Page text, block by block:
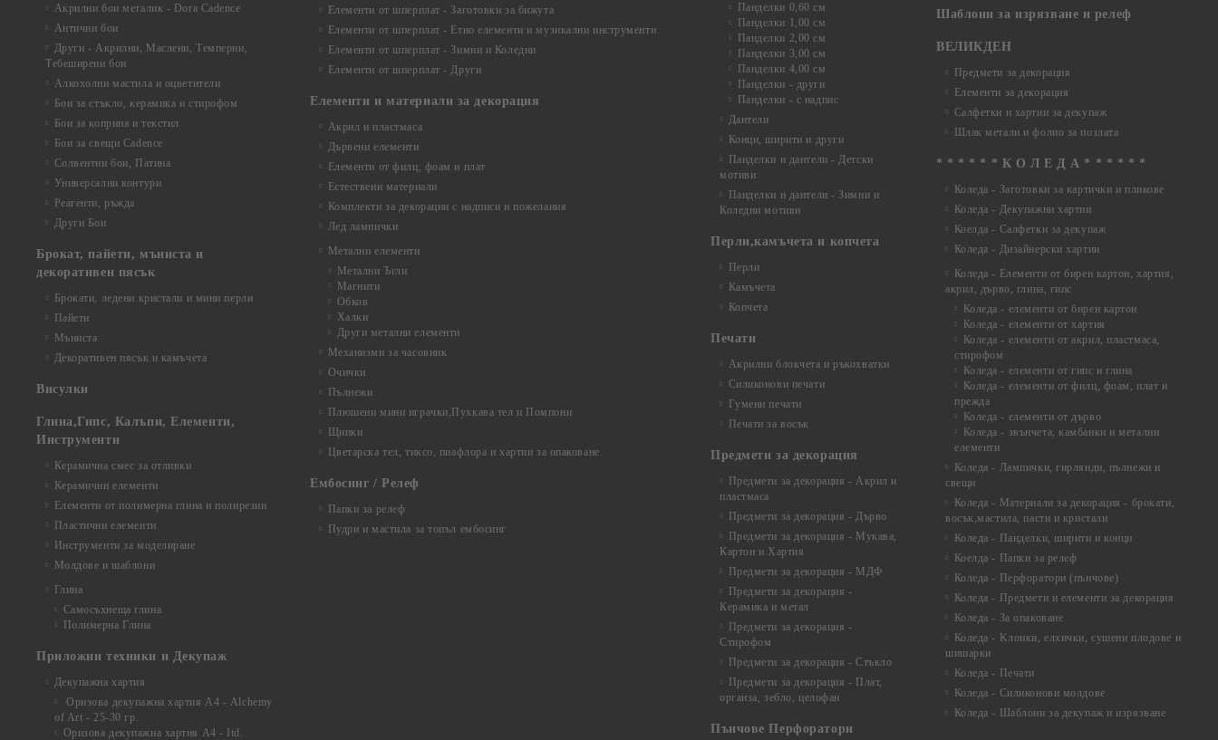
Акрилни бои металик - Dora Cadence
Антични бои
Други - Акрилни, Маслени, Темперни,
Тебеширени бои
Алкохолни мастила и оцветители
Бои за стъкло, керамика и стирофом
Бои за коприна и текстил
Бои за свещи Cadence
Солвентни бои, Патина
Универсални контури
Реагенти, ръжда
Други Бои
Брокат, пайети, мъниста и
декоративен пясък
Брокати, ледени кристали и мини перли
Пайети
Мъниста
Декоративен пясък и камъчета
Висулки
Глина,Гипс, Калъпи, Елементи,
Инструменти
Керамична смес за отливки
Керамични елементи
Елементи от полимерна глина и полирезин
Пластични елементи
Инструменти за моделиране
Молдове и шаблони
Глина
Самосъхнеща глина
Полимерна Глина
Приложни техники и Декупаж
Декупажна хартия
Оризова декупажна хартия А4 - Alchemy
of Art - 25-30 гр.
Оризова декупажна хартия А4 - Itd.
Елементи от шперплат - Заготовки за бижута
Елементи от шперплат - Етно елементи и музикални инструменти
Елементи от шперплат - Зимни и Коледни
Елементи от шперплат - Други
Елементи и материали за декорация
Акрил и пластмаса
Дървени елементи
Елементи от филц, фоам и плат
Естествени материали
Комплекти за декорации с надписи и пожелания
Лед лампички
Метални елементи
Метални Ъгли
Магнити
Обков
Халки
Други метални елементи
Механизми за часовник
Очички
Пълнежи
Плюшени мини играчки,Пухкава тел и Помпони
Щипки
Цветарска тел, тиксо, пиафлора и хартии за опаковане
Ембосинг / Релеф
Папки за релеф
Пудри и мастила за топъл ембосинг
Панделки 0,60 см
Панделки 1,00 см
Панделки 2,00 см
Панделки 3,00 см
Панделки 4,00 см
Панделки - други
Панделки - с надпис
Дантели
Конци, ширити и други
Панделки и дантели - Детски
мотиви
Панделки и дантели - Зимни и
Коледни мотиви
Перли,камъчета и копчета
Перли
Камъчета
Копчета
Печати
Акрилни блокчета и ръкохватки
Силиконови печати
Гумени печати
Печати за восък
Предмети за декорация
Предмети за декорация - Акрил и
пластмаса
Предмети за декорация - Дърво
Предмети за декорация - Мукава,
Картон и Хартия
Предмети за декорация - МДФ
Предмети за декорация -
Керамика и метал
Предмети за декорация -
Стирофом
Предмети за декорация - Стъкло
Предмети за декорация - Плат,
органза, зебло, целофан
Пънчове Перфоратори
Шаблони за изрязване и релеф
ВЕЛИКДЕН
Предмети за декорация
Елементи за декорация
Салфетки и хартии за декупаж
Шлак метали и фолио за позлата
* * * * * * К О Л Е Д А * * * * * *
Коледа - Заготовки за картички и пликове
Коледа - Декупажни хартии
Коелда - Салфетки за декупаж
Коледа - Дизайнерски хартии
Коледа - Eлементи от бирен картон, хартия,
акрил, дърво, глина, гипс
Коледа - елементи от бирен картон
Коледа - елементи от хартия
Коледа - елементи от акрил, пластмаса,
стирофом
Коледа - елементи от гипс и глина
Коледа - елементи от филц, фоам, плат и
прежда
Коледа - елементи от дърво
Коледа - звънчета, камбанки и метални
елементи
Коледа - Лампички, гирлянди, пълнежи и
свещи
Коледа - Материали за декорация - брокати,
восък,мастила, пасти и кристали
Коледа - Панделки, ширити и конци
Коелда - Папки за релеф
Коледа - Перфоратори (пънчове)
Коледа - Предмети и елементи за декорация
Коледа - За опаковане
Коледа - Kлонки, елхички, сушени плодове и
шишарки
Коледа - Печати
Коледа - Силиконови молдове
Коледа - Шаблони за декупаж и изрязване